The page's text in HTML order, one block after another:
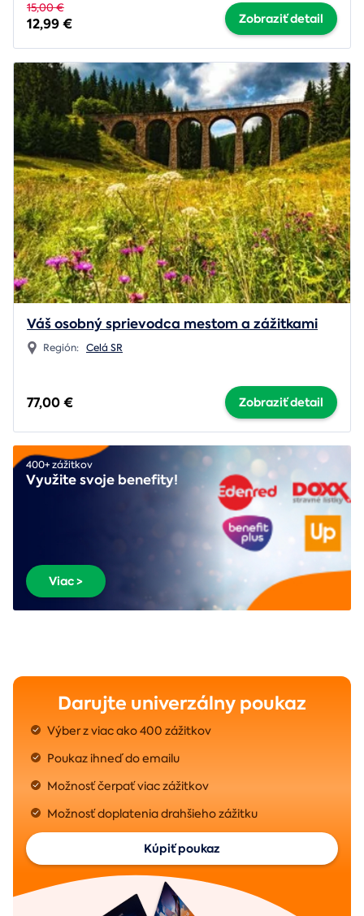
15,00 €
12,99 € Zobraziť detail
Váš osobný sprievodca mestom a zážitkami
Región: Celá SR
77,00 € Zobraziť detail
400+ zážitkov
Využite svoje benefity!
Viac >
Darujte univerzálny poukaz
Výber z viac ako 400 zážitkov
Poukaz ihneď do emailu
Možnosť čerpať viac zážitkov
Možnosť doplatenia drahšieho zážitku
Kúpiť poukaz